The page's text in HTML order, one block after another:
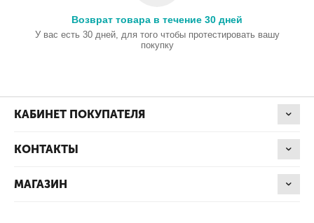
Возврат товара в течение 30 дней
У вас есть 30 дней, для того чтобы протестировать вашу
покупку
КАБИНЕТ ПОКУПАТЕЛЯ
КОНТАКТЫ
МАГАЗИН